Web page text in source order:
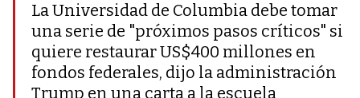
La Universidad de Columbia debe tomar
una serie de "próximos pasos críticos" si
quiere restaurar US$400 millones en
fondos federales, dijo la administración
Trump en una carta a la escuela